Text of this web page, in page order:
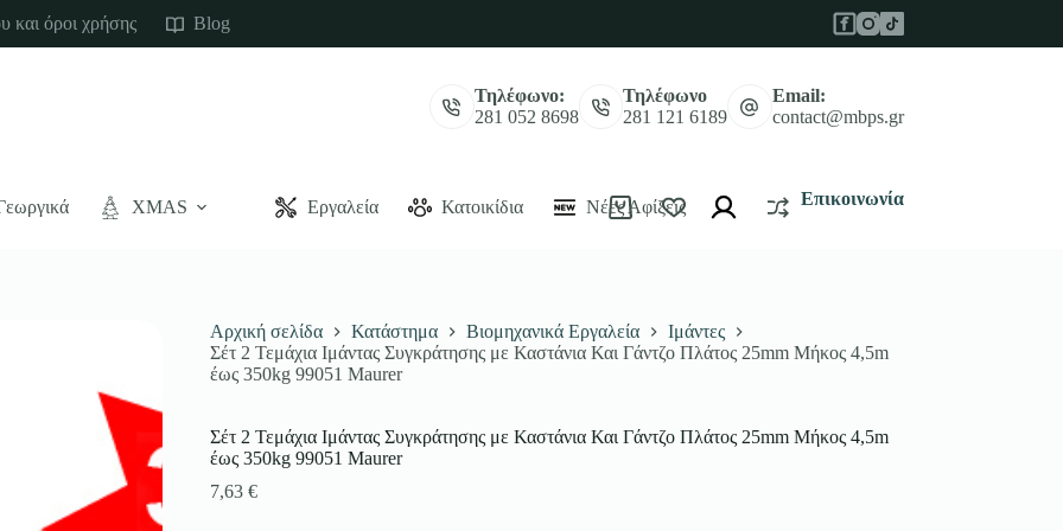
και όροι χρήσης Blog
Τηλέφωνο:
281 052 8698
Τηλέφωνο
281 121 6189
Email:
contact@mbps.gr
XMAS Εργαλεία Κατοικίδια Νέες Αφίξεις
Καλάθι
Επικοινωνία
Αρχική σελίδα Κατάστημα Βιομηχανικά Εργαλεία
Ιμάντες
Σέτ 2 Τεμάχια Ιμάντας Συγκράτησης με Καστάνια Και Γάντζο Πλάτος 25mm Μήκος 4,5m
έως 350kg 99051 Maurer
Σέτ 2 Τεμάχια Ιμάντας Συγκράτησης με Καστάνια Και Γάντζο Πλάτος 25mm Μήκος 4,5m
έως 350kg 99051 Maurer
7,63 €